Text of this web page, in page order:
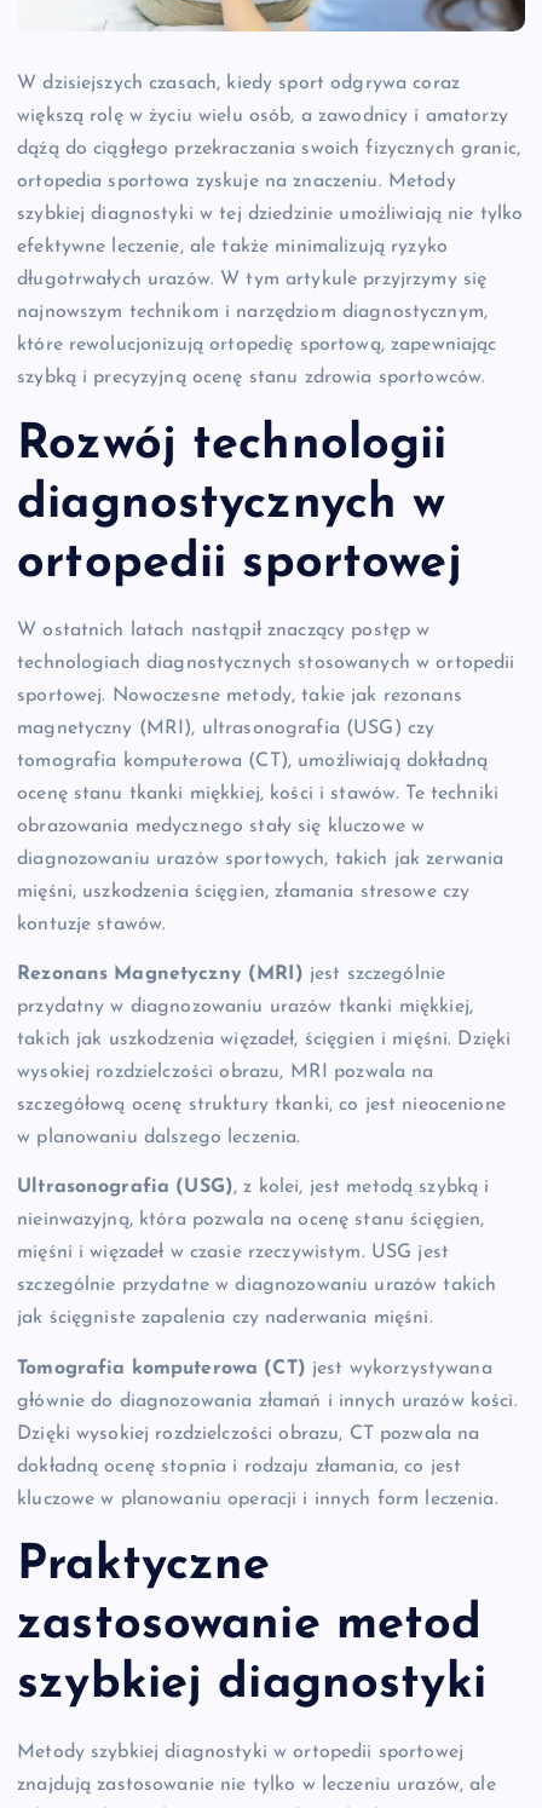
W dzisiejszych czasach, kiedy sport odgrywa coraz
większą rolę w życiu wielu osób, a zawodnicy i amatorzy
dążą do ciągłego przekraczania swoich fizycznych granic,
ortopedia sportowa zyskuje na znaczeniu. Metody
szybkiej diagnostyki w tej dziedzinie umożliwiają nie tylko
efektywne leczenie, ale także minimalizują ryzyko
długotrwałych urazów. W tym artykule przyjrzymy się
najnowszym technikom i narzędziom diagnostycznym,
które rewolucjonizują ortopedię sportową, zapewniając
szybką i precyzyjną ocenę stanu zdrowia sportowców.
Rozwój technologii
diagnostycznych w
ortopedii sportowej
W ostatnich latach nastąpił znaczący postęp w
technologiach diagnostycznych stosowanych w ortopedii
sportowej. Nowoczesne metody, takie jak rezonans
magnetyczny (MRI), ultrasonografia (USG) czy
tomografia komputerowa (CT), umożliwiają dokładną
ocenę stanu tkanki miękkiej, kości i stawów. Te techniki
obrazowania medycznego stały się kluczowe w
diagnozowaniu urazów sportowych, takich jak zerwania
mięśni, uszkodzenia ścięgien, złamania stresowe czy
kontuzje stawów.
Rezonans Magnetyczny (MRI) jest szczególnie
przydatny w diagnozowaniu urazów tkanki miękkiej,
takich jak uszkodzenia więzadeł, ścięgien i mięśni. Dzięki
wysokiej rozdzielczości obrazu, MRI pozwala na
szczegółową ocenę struktury tkanki, co jest nieocenione
w planowaniu dalszego leczenia.
Ultrasonografia (USG), z kolei, jest metodą szybką i
nieinwazyjną, która pozwala na ocenę stanu ścięgien,
mięśni i więzadeł w czasie rzeczywistym. USG jest
szczególnie przydatne w diagnozowaniu urazów takich
jak ścięgniste zapalenia czy naderwania mięśni.
Tomografia komputerowa (CT) jest wykorzystywana
głównie do diagnozowania złamań i innych urazów kości.
Dzięki wysokiej rozdzielczości obrazu, CT pozwala na
dokładną ocenę stopnia i rodzaju złamania, co jest
kluczowe w planowaniu operacji i innych form leczenia.
Praktyczne
zastosowanie metod
szybkiej diagnostyki
Metody szybkiej diagnostyki w ortopedii sportowej
znajdują zastosowanie nie tylko w leczeniu urazów, ale